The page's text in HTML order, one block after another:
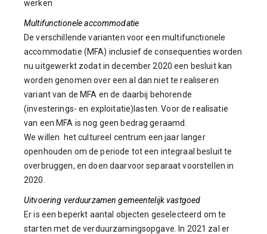
werken
Multifunctionele accommodatie
De verschillende varianten voor een multifunctionele
accommodatie (MFA) inclusief de consequenties worden
nu uitgewerkt zodat in december 2020 een besluit kan
worden genomen over een al dan niet te realiseren
variant van de MFA en de daarbij behorende
(investerings- en exploitatie)lasten. Voor de realisatie
van een MFA is nog geen bedrag geraamd.
We willen het cultureel centrum een jaar langer
openhouden om de periode tot een integraal besluit te
overbruggen, en doen daarvoor separaat voorstellen in
2020.
Uitvoering verduurzamen gemeentelijk vastgoed
Er is een beperkt aantal objecten geselecteerd om te
starten met de verduurzamingsopgave. In 2021 zal er